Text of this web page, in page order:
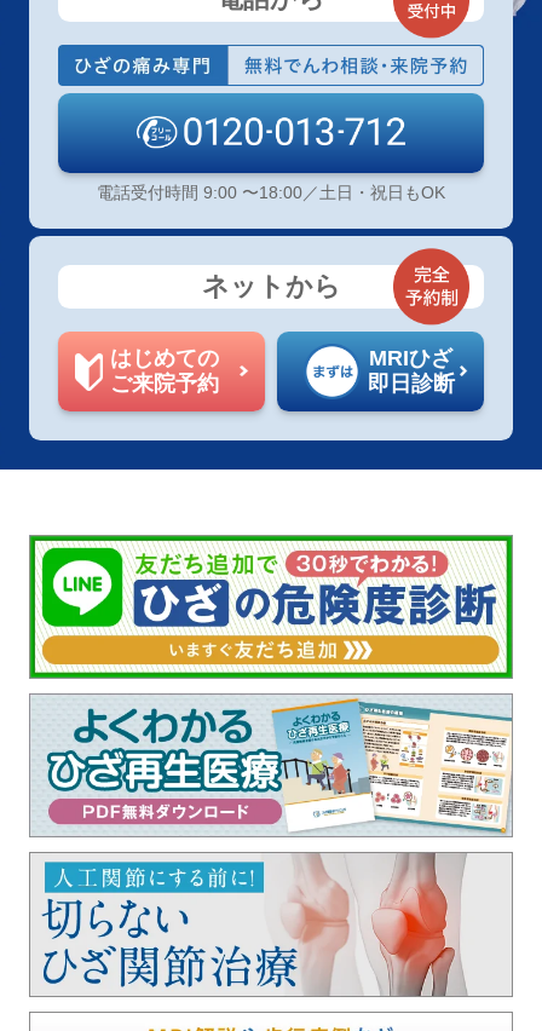
電話受付時間 9:00 〜18:00／土日・祝日もOK
ネットから
はじめての
ご来院予約
MRIひざ
即日診断